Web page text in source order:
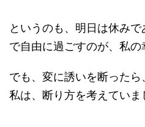
というのも、明日は休み
で自由に過ごすのが、私の
でも、変に誘いを断ったら
私は、断り方を考えていま